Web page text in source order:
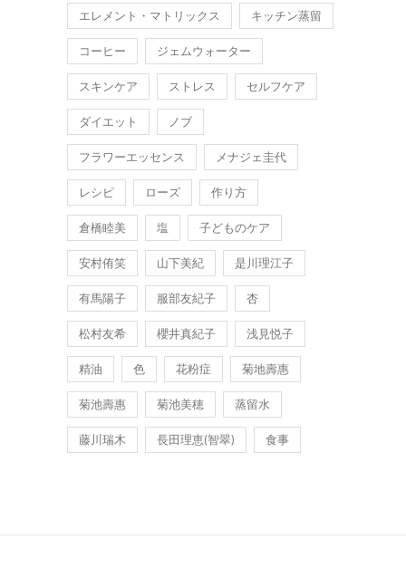
エレメント・マトリックス キッチン蒸留
コーヒー ジェムウォーター
スキンケア ストレス セルフケア
ダイエット ノブ
フラワーエッセンス メナジェ圭代
レシピ ローズ 作り方
倉橋睦美 塩 子どものケア
安村侑笑 山下美紀 是川理江子
有馬陽子 服部友紀子 杏
松村友希 櫻井真紀子 浅見悦子
精油 色 花粉症 菊地壽惠
菊池壽惠 菊池美穂 蒸留水
藤川瑞木 長田理恵(智翠) 食事